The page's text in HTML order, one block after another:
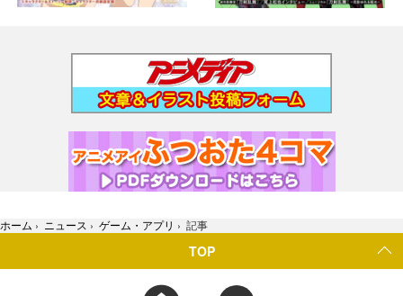
ホーム › ニュース › ゲーム・アプリ › 記事
TOP